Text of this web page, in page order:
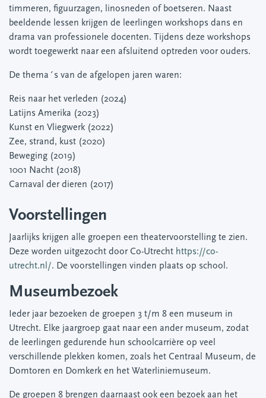
timmeren, figuurzagen, linosneden of boetseren. Naast
beeldende lessen krijgen de leerlingen workshops dans en
drama van professionele docenten. Tijdens deze workshops
wordt toegewerkt naar een afsluitend optreden voor ouders.
De thema´s van de afgelopen jaren waren:
Reis naar het verleden (2024)
Latijns Amerika (2023)
Kunst en Vliegwerk (2022)
Zee, strand, kust (2020)
Beweging (2019)
1001 Nacht (2018)
Carnaval der dieren (2017)
Voorstellingen
Jaarlijks krijgen alle groepen een theatervoorstelling te zien.
Deze worden uitgezocht door Co-Utrecht https://co-
utrecht.nl/. De voorstellingen vinden plaats op school.
Museumbezoek
Ieder jaar bezoeken de groepen 3 t/m 8 een museum in
Utrecht. Elke jaargroep gaat naar een ander museum, zodat
de leerlingen gedurende hun schoolcarrière op veel
verschillende plekken komen, zoals het Centraal Museum, de
Domtoren en Domkerk en het Waterliniemuseum.
De groepen 8 brengen daarnaast ook een bezoek aan het